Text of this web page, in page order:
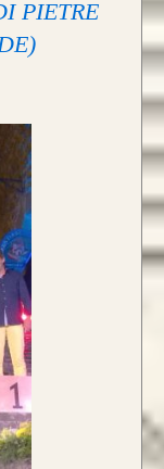
PIETRE